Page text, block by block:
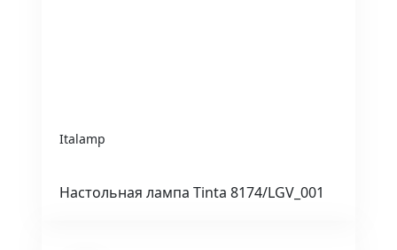
Italamp
Настольная лампа Tinta 8174/LGV_001